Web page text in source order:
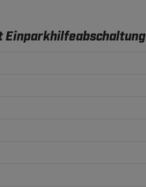
Einparkhilfeabschaltung